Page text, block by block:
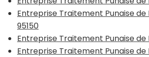
Entreprise Traitement Punaise de
95150
Entreprise Traitement Punaise de
Entreprise Traitement Punaise